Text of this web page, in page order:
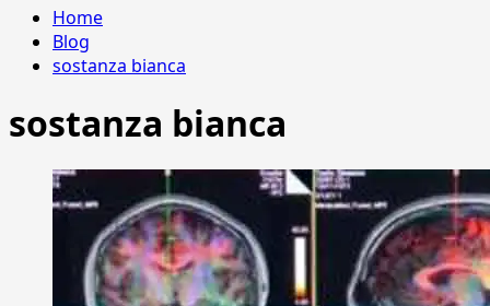
Home
Blog
sostanza bianca
sostanza bianca